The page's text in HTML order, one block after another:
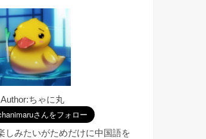
Author:ちゃに丸
しみたいがためだけに中国語を